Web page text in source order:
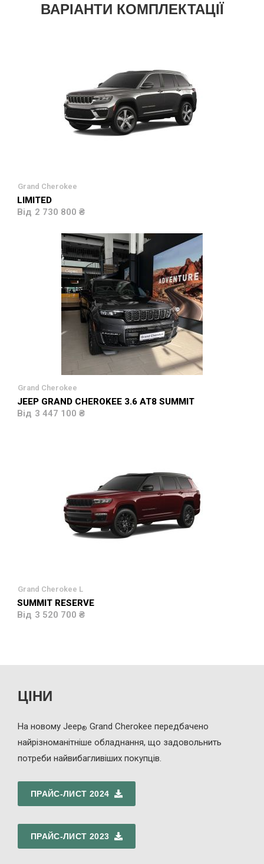
ВАРІАНТИ КОМПЛЕКТАЦІЇ
Grand Cherokee
LIMITED
2 730 800 ₴
Grand Cherokee
JEEP GRAND CHEROKEE 3.6 AT8 SUMMIT
3 447 100 ₴
Grand Cherokee L
SUMMIT RESERVE
3 520 700 ₴
ЦІНИ
На новому Jeep® Grand Cherokee передбачено
найрізноманітніше обладнання, що задовольнить
потреби найвибагливіших покупців.
ПРАЙС-ЛИСТ 2024
ПРАЙС-ЛИСТ 2023